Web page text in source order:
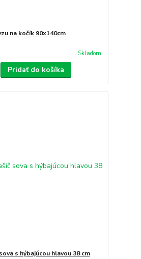
na kočík 90x140cm
Skladom
Pridať do košíka
s hýbajúcou hlavou 38 cm